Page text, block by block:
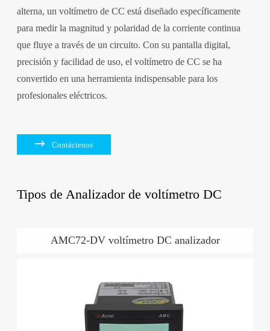
alterna, un voltímetro de CC está diseñado específicamente
para medir la magnitud y polaridad de la corriente continua
que fluye a través de un circuito. Con su pantalla digital,
precisión y facilidad de uso, el voltímetro de CC se ha
convertido en una herramienta indispensable para los
profesionales eléctricos.
 Contáctenos
Tipos de Analizador de voltímetro DC
AMC72-DV voltímetro DC analizador